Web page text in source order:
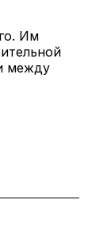
Им
между